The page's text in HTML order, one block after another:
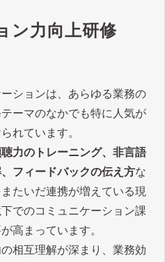
ン力向上研修
ションは、あらゆる業務の
ーマのなかでも特に人気が
れています。
力のトレーニング、非言語
フィードバックの伝え方な
たいだ連携が増えている現
でのコミュニケーション課
高まっています。
相互理解が深まり、業務効